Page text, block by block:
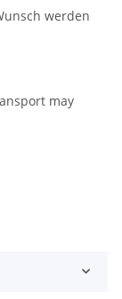
werden
may